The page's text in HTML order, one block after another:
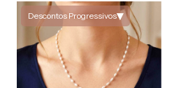
Descontos Progressivos▾